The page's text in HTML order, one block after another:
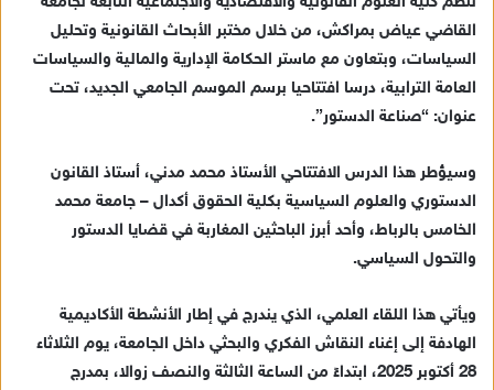
ر
ي
د
ا
ل
ك
ت
القاضي عياض بمراكش، من خلال مختبر الأبحاث القانونية وتحليل
السياسات، وبتعاون مع ماستر الحكامة الإدارية والمالية والسياسات
العامة الترابية، درسا افتتاحيا برسم الموسم الجامعي الجديد، تحت
عنوان: “صناعة الدستور”.
وسيؤطر هذا الدرس الافتتاحي الأستاذ محمد مدني، أستاذ القانون
الدستوري والعلوم السياسية بكلية الحقوق أكدال – جامعة محمد
الخامس بالرباط، وأحد أبرز الباحثين المغاربة في قضايا الدستور
والتحول السياسي.
ويأتي هذا اللقاء العلمي، الذي يندرج في إطار الأنشطة الأكاديمية
الهادفة إلى إغناء النقاش الفكري والبحثي داخل الجامعة، يوم الثلاثاء
28 أكتوبر 2025، ابتداءً من الساعة الثالثة والنصف زوالا، بمدرج